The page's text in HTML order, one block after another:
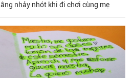
nhảy nhót khi đi chơi cùng mẹ